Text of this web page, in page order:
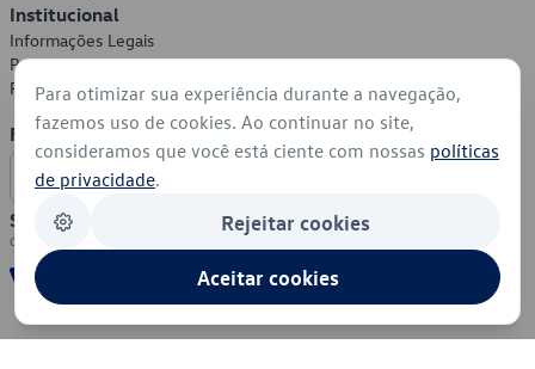
Institucional
Informações Legais
Política de Privacidade
Política de Cookies
Formas de Pagamento
Segurança
Para otimizar sua experiência durante a navegação,
fazemos uso de cookies. Ao continuar no site,
consideramos que você está ciente com nossas políticas
de privacidade.
Rejeitar cookies
Aceitar cookies